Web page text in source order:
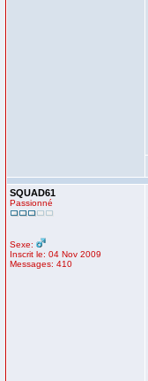
SQUAD61
Passionné
Sexe:
Inscrit le: 04 Nov 2009
Messages: 410